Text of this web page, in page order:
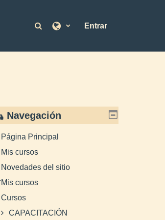
Selector de búsqueda de
Entrar
Navegación
Página Principal
Mis cursos
Novedades del sitio
Mis cursos
Cursos
CAPACITACIÓN